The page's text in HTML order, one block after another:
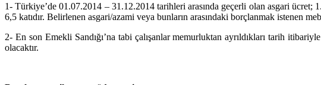
1- Türkiye’de 01.07.2014 – 31.12.2014 tarihleri arasında geçerli olan asgari
6,5 katıdır. Belirlenen asgari/azami veya bunların arasındaki borçlanmak istenen
2- En son Emekli Sandığı’na tabi çalışanlar memurluktan ayrıldıkları tarih
olacaktır.